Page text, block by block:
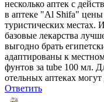
несколько аптек с
в аптеке "Al Shifa"
туристических местах.
базовые лекарства
выгодно брать
адаптированы к
фунтов за tube 100 мл.
отельных аптеках
Ответить